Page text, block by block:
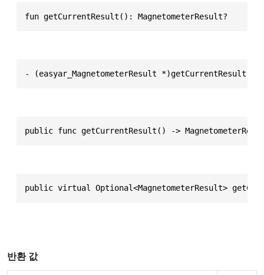
fun getCurrentResult(): MagnetometerResult?
- (easyar_MagnetometerResult *)getCurrentResult
public func getCurrentResult() ->
public virtual Optional<MagnetometerResult>
반환 값